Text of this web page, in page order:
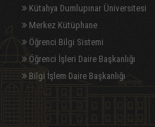
Kütahya Dumlupınar Üniversitesi
Merkez Kütüphane
Öğrenci Bilgi Sistemi
Öğrenci İşleri Daire Başkanlığı
Bilgi İşlem Daire Başkanlığı